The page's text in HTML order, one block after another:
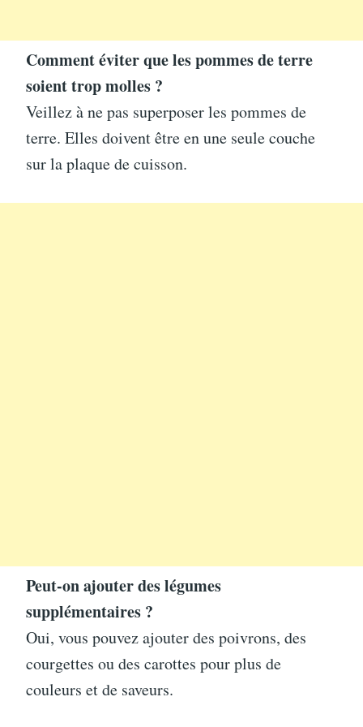
Comment éviter que les pommes de terre
soient trop molles ?
Veillez à ne pas superposer les pommes de
terre. Elles doivent être en une seule couche
sur la plaque de cuisson.
Peut-on ajouter des légumes
supplémentaires ?
Oui, vous pouvez ajouter des poivrons, des
courgettes ou des carottes pour plus de
couleurs et de saveurs.